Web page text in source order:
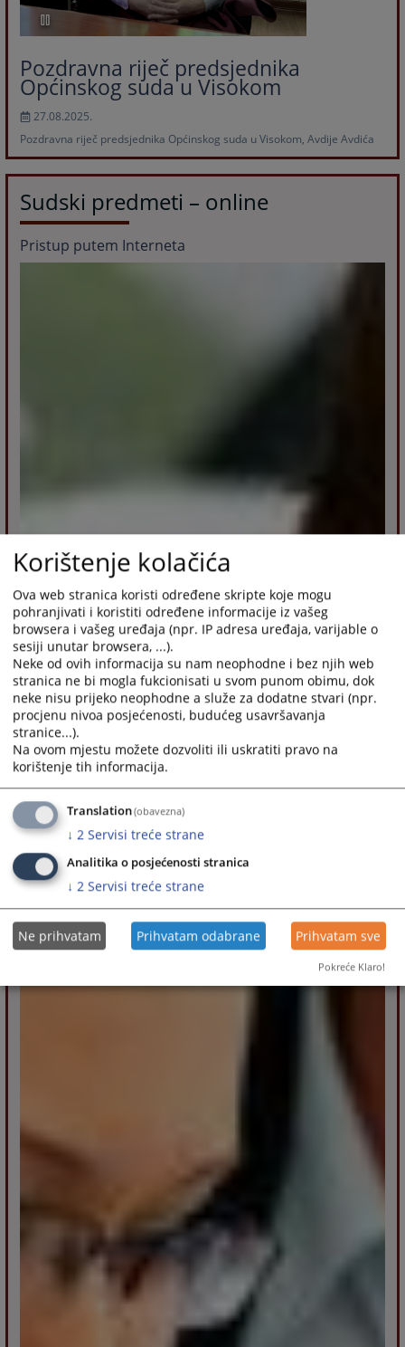
Pozdravna riječ predsjednika
Općinskog suda u Visokom
27.08.2025.
Pozdravna riječ predsjednika Općinskog suda u Visokom, Avdije Avdića
Sudski predmeti – online
Pristup putem Interneta
Korištenje kolačića
Ova web stranica koristi određene skripte koje mogu
pohranjivati i koristiti određene informacije iz vašeg
browsera i vašeg uređaja (npr. IP adresa uređaja, varijable o
sesiji unutar browsera, ...).
Neke od ovih informacija su nam neophodne i bez njih web
stranica ne bi mogla fukcionisati u svom punom obimu, dok
neke nisu prijeko neophodne a služe za dodatne stvari (npr.
procjenu nivoa posjećenosti, budućeg usavršavanja
stranice...).
Na ovom mjestu možete dozvoliti ili uskratiti pravo na
korištenje tih informacija.
Translation(obavezna)
↓ 2 Servisi treće strane
Analitika o posjećenosti stranica
↓ 2 Servisi treće strane
Ne prihvatam Prihvatam odabrane Prihvatam sve
Pokreće Klaro!